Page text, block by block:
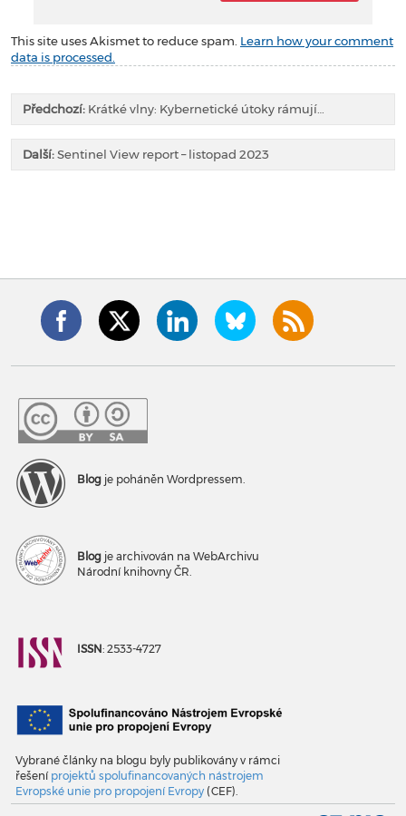
This site uses Akismet to reduce spam. Learn how your comment
data is processed.
Předchozí: Krátké vlny: Kybernetické útoky rámují…
Další:Sentinel View report – listopad 2023
Blog je poháněn Wordpressem.
Blog je archivován na WebArchivu
Národní knihovny ČR.
ISSN: 2533-4727
Vybrané články na blogu byly publikovány v rámci
řešení projektů spolufinancovaných nástrojem
Evropské unie pro propojení Evropy (CEF).